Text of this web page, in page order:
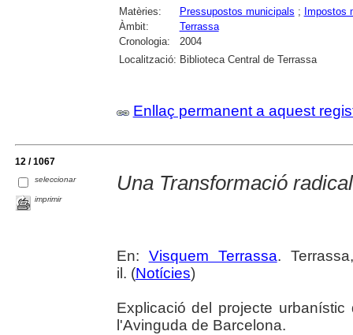
Matèries: Pressupostos municipals ; Impostos
Àmbit:
Terrassa
Cronologia:
2004
Localització: Biblioteca Central de Terrassa
Enllaç permanent a aquest
12 / 1067
seleccionar
imprimir
Una Transformació
En: Visquem Terrassa.
il. (Notícies)
Explicació del projecte
l'Avinguda de Barcelona.